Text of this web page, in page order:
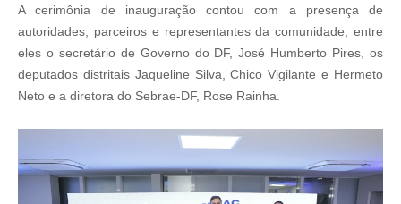
A cerimônia de inauguração contou com a presença de
autoridades, parceiros e representantes da comunidade, entre
eles o secretário de Governo do DF, José Humberto Pires, os
deputados distritais Jaqueline Silva, Chico Vigilante e Hermeto
Neto e a diretora do Sebrae-DF, Rose Rainha.